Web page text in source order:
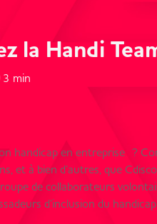
la Handi
3 min
handicap en entreprise ?
et à bien d’autres, que
de collaborateurs
d’inclusion du